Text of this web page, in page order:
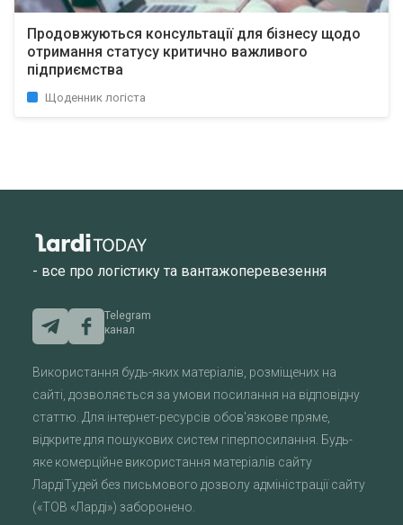
Продовжуються консультації для бізнесу щодо
отримання статусу критично важливого
підприємства
Щоденник логіста
- все про логістику та вантажоперевезення
Telegram
канал
Використання будь-яких матеріалів, розміщених на
сайті, дозволяється за умови посилання на відповідну
статтю. Для інтернет-ресурсів обов'язкове пряме,
відкрите для пошукових систем гіперпосилання. Будь-
яке комерційне використання матеріалів сайту
ЛардіТудей без письмового дозволу адміністрації сайту
(«ТОВ «Ларді») заборонено.